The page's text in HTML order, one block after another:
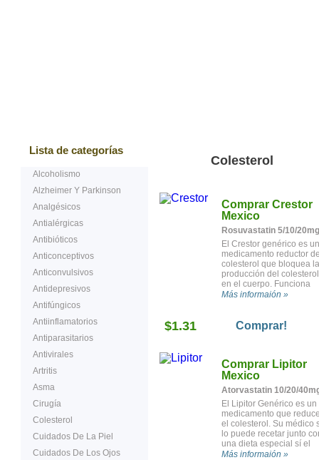
Lista de categorías
Alcoholismo
Alzheimer Y Parkinson
Analgésicos
Antialérgicas
Antibióticos
Anticonceptivos
Anticonvulsivos
Antidepresivos
Antifúngicos
Antiinflamatorios
Antiparasitarios
Antivirales
Artritis
Asma
Cirugía
Colesterol
Cuidados De La Piel
Cuidados De Los Ojos
Colesterol
Comprar Crestor
Mexico
Rosuvastatin 5/10/20mg
El Crestor genérico es un
medicamento reductor
colesterol que bloquea la
producción del colesterol
en el cuerpo. Funciona
reduciendo los niveles
densidad, o LDL) y los
triglicéridos en la
“bueno” (lipoproteína de
alta densidad o HDL).
Más informaión »
$1.31 Comprar!
Comprar Lipitor
Mexico
Atorvastatin 10/20/
El Lipitor Genérico es un
medicamento que
el colesterol. Su médico
lo puede recetar junto
una dieta especial sí el
nivel de colesterol o de
Más informaión »